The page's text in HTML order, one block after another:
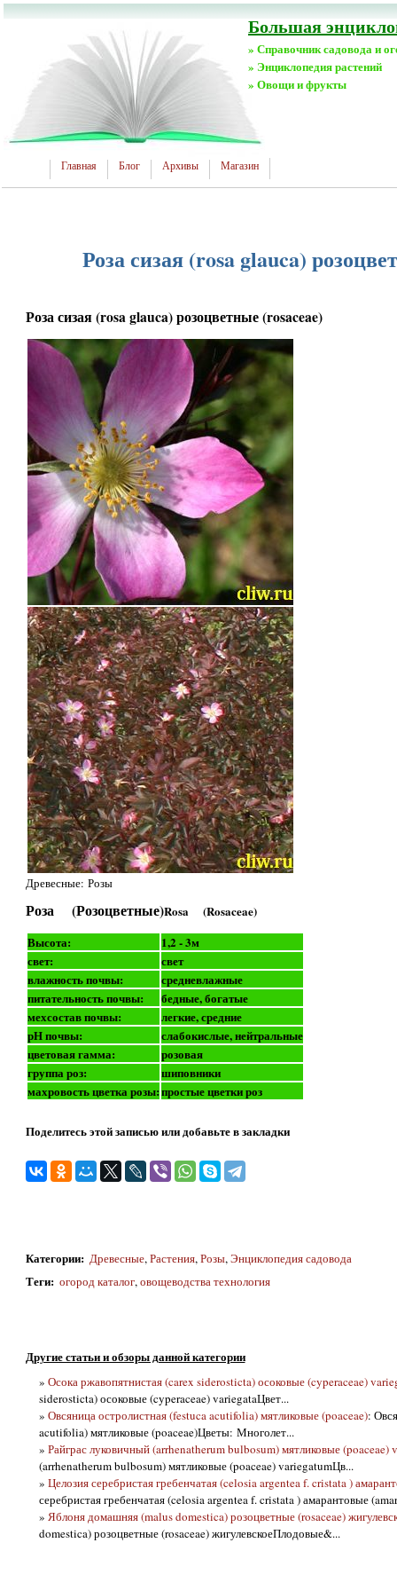
Большая
» Справочник садовода и
» Энциклопедия растений
» Овощи и фрукты
Главная Блог Архивы Магазин
Роза сизая (rosa glauca)
Роза сизая (rosa glauca) розоцветные (rosaceae)
Древесные: Розы
Роза (Розоцветные)Rosa (Rosaceae)
Высота:
1,2 - 3м
свет:
свет
влажность почвы:
средневлажные
питательность почвы:
бедные, богатые
мехсостав почвы:
легкие, средние
рН почвы:
слабокислые, нейтральные
цветовая гамма:
розовая
группа роз:
шиповники
махровость цветка розы:простые цветки роз
Поделитесь этой записью или добавьте в закладки
Категории: Древесные,Растения,Розы,Энциклопедия садовода
Теги: огород каталог,овощеводства технология
Другие статьи и обзоры данной категории
» Осока ржавопятнистая (carex siderosticta) осоковые (cyperaceae)
siderosticta) осоковые (cyperaceae) variegataЦвет...
» Овсяница остролистная (festuca acutifolia) мятликовые (poaceae):
acutifolia) мятликовые (poaceae)Цветы: Многолет...
» Райграс луковичный (arrhenatherum bulbosum) мятликовые (poaceae)
(arrhenatherum bulbosum) мятликовые (poaceae) variegatumЦв...
» Целозия серебристая гребенчатая (celosia argentea f. cristata )
серебристая гребенчатая (celosia argentea f. cristata ) амарантовые
» Яблоня домашняя (malus domestica) розоцветные (rosaceae)
domestica) розоцветные (rosaceae) жигулевскоеПлодовые&...